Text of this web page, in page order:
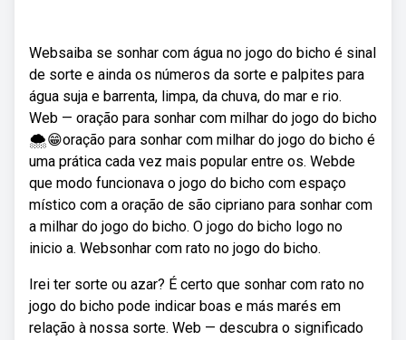
Websaiba se sonhar com água no jogo do bicho é sinal
de sorte e ainda os números da sorte e palpites para
água suja e barrenta, limpa, da chuva, do mar e rio.
Web — oração para sonhar com milhar do jogo do bicho
🌨😁oração para sonhar com milhar do jogo do bicho é
uma prática cada vez mais popular entre os. Webde
que modo funcionava o jogo do bicho com espaço
místico com a oração de são cipriano para sonhar com
a milhar do jogo do bicho. O jogo do bicho logo no
inicio a. Websonhar com rato no jogo do bicho.
Irei ter sorte ou azar? É certo que sonhar com rato no
jogo do bicho pode indicar boas e más marés em
relação à nossa sorte. Web — descubra o significado